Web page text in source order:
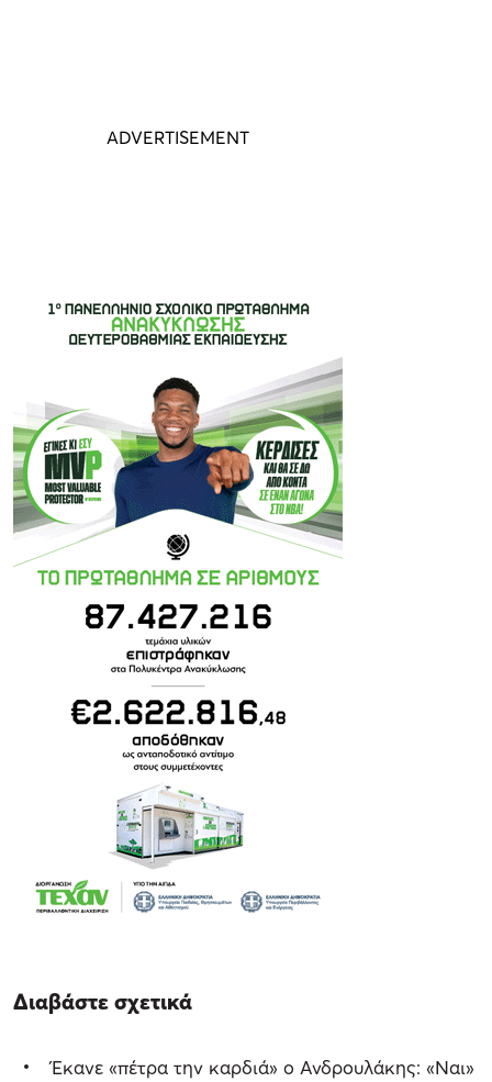
Διαβάστε σχετικά
Έκανε «πέτρα την καρδιά» ο Ανδρουλάκης: «Ναι»